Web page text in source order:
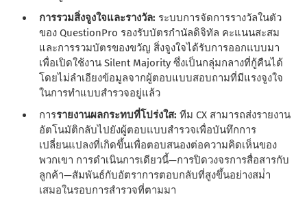
การรวมสิ่งจูงใจและรางวัล: ระบบการจัดการรางวัลในตัว
ของ QuestionPro รองรับบัตรกํานัลดิจิทัล คะแนนสะสม
และการรวมบัตรของขวัญ สิ่งจูงใจได้รับการออกแบบมา
เพื่อเปิดใช้งาน Silent Majority ซึ่งเป็นกลุ่มกลางที่กู้คืนได้
โดยไม่ลําเอียงข้อมูลจากผู้ตอบแบบสอบถามที่มีแรงจูงใจ
ในการทําแบบสํารวจอยู่แล้ว
การรายงานผลกระทบที่โปร่งใส: ทีม CX สามารถส่งรายงาน
อัตโนมัติกลับไปยังผู้ตอบแบบสํารวจเพื่อบันทึกการ
เปลี่ยนแปลงที่เกิดขึ้นเพื่อตอบสนองต่อความคิดเห็นของ
พวกเขา การดําเนินการเดียวนี้—การปิดวงจรการสื่อสารกับ
ลูกค้า—สัมพันธ์กับอัตราการตอบกลับที่สูงขึ้นอย่างสม่ํา
เสมอในรอบการสํารวจที่ตามมา